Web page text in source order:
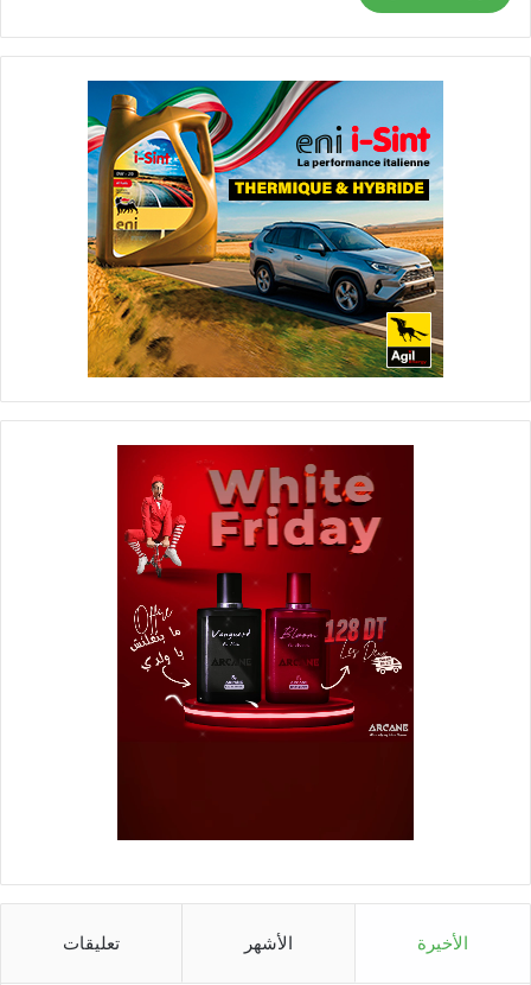
الأخيرة الأشهر تعليقات